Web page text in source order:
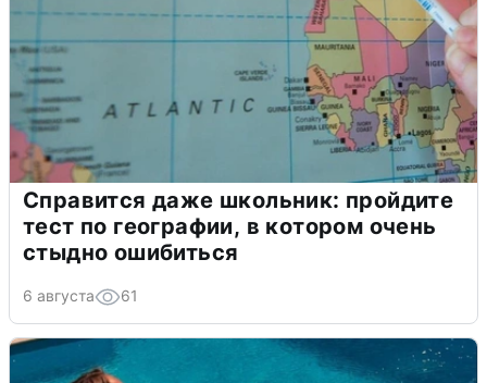
Справится даже школьник: пройдите
тест по географии, в котором очень
стыдно ошибиться
6 августа 61